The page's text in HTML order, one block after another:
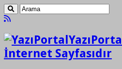
İnternet Sayfasıdır